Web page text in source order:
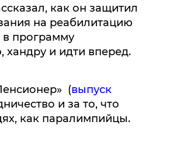
как он защитил
на реабилитацию
в программу
и идти вперед.
(выпуск
и за то, что
как паралимпийцы.